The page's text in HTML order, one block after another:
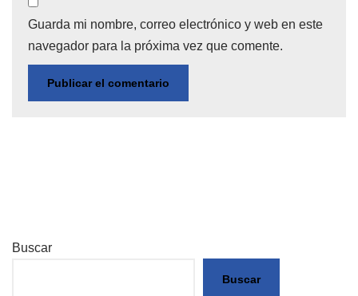
Guarda mi nombre, correo electrónico y web en este
navegador para la próxima vez que comente.
Buscar
Buscar